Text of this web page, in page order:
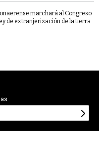
marchará al Congreso
de extranjerización de la tierra